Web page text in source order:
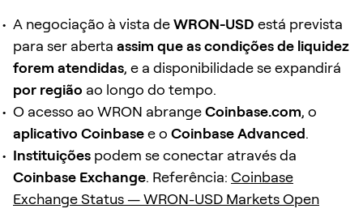
A negociação à vista deWRON-USD está prevista
para ser aberta assim que as condições de liquidez
forem atendidas, e a disponibilidade se expandirá
por região ao longo do tempo.
O acesso ao WRON abrangeCoinbase.com, o
aplicativo Coinbasee o Coinbase Advanced.
Instituições podem se conectar através da
Coinbase Exchange. Referência: Coinbase
Exchange Status — WRON-USD Markets Open